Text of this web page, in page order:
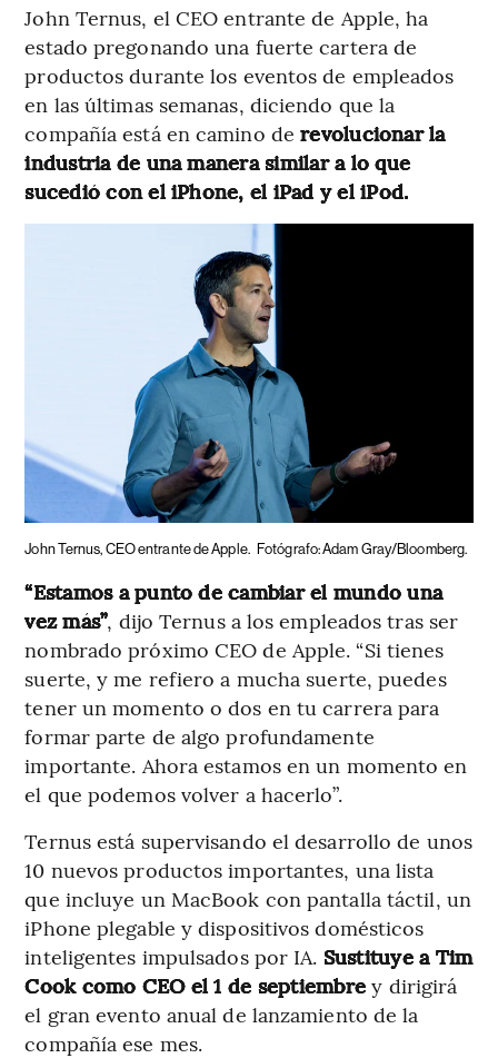
John Ternus, el CEO entrante de Apple, ha
estado pregonando una fuerte cartera de
productos durante los eventos de empleados
en las últimas semanas, diciendo que la
compañía está en camino derevolucionar la
industria de una manera similar a lo que
sucedió con el iPhone, el iPad y el iPod.
John Ternus, CEO entrante de Apple. Fotógrafo: Adam Gray/Bloomberg.
“Estamos a punto de cambiar el mundo una
vez más”, dijo Ternus a los empleados tras ser
nombrado próximo CEO de Apple. “Si tienes
suerte, y me refiero a mucha suerte, puedes
tener un momento o dos en tu carrera para
formar parte de algo profundamente
importante. Ahora estamos en un momento en
el que podemos volver a hacerlo”.
Ternus está supervisando el desarrollo de unos
10 nuevos productos importantes, una lista
que incluye un MacBook con pantalla táctil, un
iPhone plegable y dispositivos domésticos
inteligentes impulsados por IA. Sustituye a Tim
Cook como CEO el 1 de septiembrey dirigirá
el gran evento anual de lanzamiento de la
compañía ese mes.